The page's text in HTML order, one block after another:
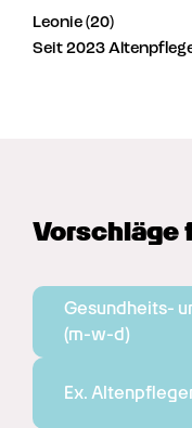
Leonie (20)
Seit 2023
Vorschläge
(m-w-d)
Ex.